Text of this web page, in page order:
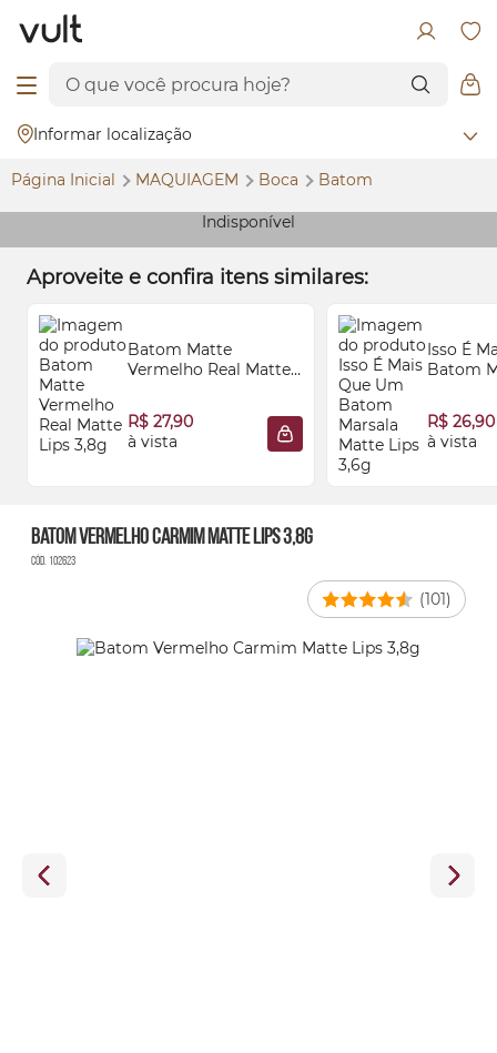
Informar localização
Página Inicial MAQUIAGEM Boca Batom
Indisponível
Aproveite e confira itens similares:
Batom Matte
Vermelho Real Matte
R$ 27,90
à vista
ADICIONAR À SACOLA
Isso É
Batom
R$ 26,90
à vista
Batom Vermelho Carmim Matte Lips 3,8g
Cód. 102623
(101)